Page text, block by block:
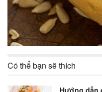
Có thể bạn sẽ thích
Hướng dẫn